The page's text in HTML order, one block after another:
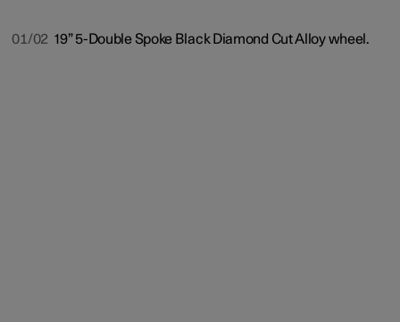
01/02 19” 5-Double Spoke Black Diamond Cut Alloy wheel.